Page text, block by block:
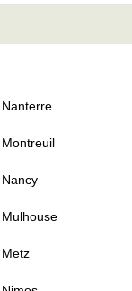
Nanterre
Montreuil
Nancy
Mulhouse
Metz